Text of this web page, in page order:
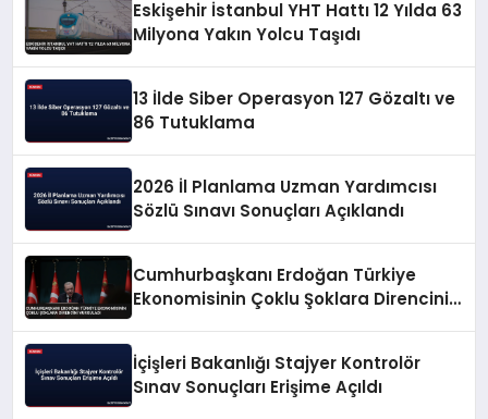
Eskişehir İstanbul YHT Hattı 12 Yılda 63
Milyona Yakın Yolcu Taşıdı
13 İlde Siber Operasyon 127 Gözaltı ve
86 Tutuklama
2026 İl Planlama Uzman Yardımcısı
Sözlü Sınavı Sonuçları Açıklandı
Cumhurbaşkanı Erdoğan Türkiye
Ekonomisinin Çoklu Şoklara Direncini
İçişleri Bakanlığı Stajyer Kontrolör
Sınav Sonuçları Erişime Açıldı